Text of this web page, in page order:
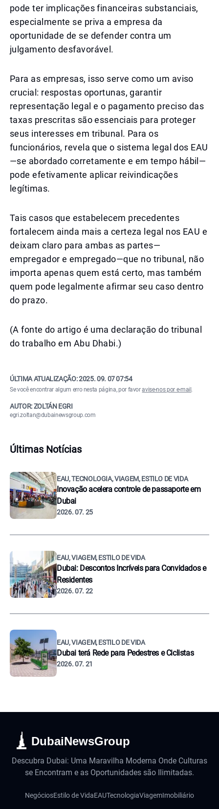
pode ter implicações financeiras substanciais,
especialmente se priva a empresa da
oportunidade de se defender contra um
julgamento desfavorável.
Para as empresas, isso serve como um aviso
crucial: respostas oportunas, garantir
representação legal e o pagamento preciso das
taxas prescritas são essenciais para proteger
seus interesses em tribunal. Para os
funcionários, revela que o sistema legal dos EAU
—se abordado corretamente e em tempo hábil—
pode efetivamente aplicar reivindicações
legítimas.
Tais casos que estabelecem precedentes
fortalecem ainda mais a certeza legal nos EAU e
deixam claro para ambas as partes—
empregador e empregado—que no tribunal, não
importa apenas quem está certo, mas também
quem pode legalmente afirmar seu caso dentro
do prazo.
(A fonte do artigo é uma declaração do tribunal
do trabalho em Abu Dhabi.)
ÚLTIMA ATUALIZAÇÃO:2025. 09. 07 07:54
Se você encontrar algum erro nesta página, por favoravise-nos por e-mail .
AUTOR: ZOLTÁN EGRI
egri.zoltan@dubainewsgroup.com
Últimas Notícias
EAU, TECNOLOGIA, VIAGEM, ESTILO DE VIDA
Inovação acelera controle de passaporte em
Dubai
2026. 07. 25
EAU, VIAGEM, ESTILO DE VIDA
Dubai: Descontos Incríveis para Convidados e
Residentes
2026. 07. 22
EAU, VIAGEM, ESTILO DE VIDA
Dubai terá Rede para Pedestres e Ciclistas
2026. 07. 21
DubaiNewsGroup
Descubra Dubai: Uma Maravilha Moderna Onde Culturas
se Encontram e as Oportunidades são Ilimitadas.
NegóciosEstilo de VidaEAUTecnologiaViagemImobiliário